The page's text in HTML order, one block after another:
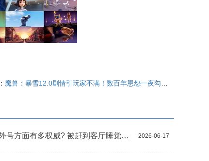
魔兽：暴雪12.0剧情引玩家不满！数百年恩怨一夜勾销？
2026-06-17
国人在取外号方面有多权威? 被赶到客厅睡觉叫厅哥